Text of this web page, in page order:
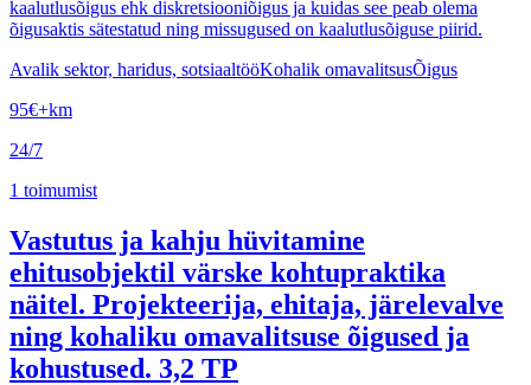
kaalutlusõigus ehk diskretsiooniõigus ja kuidas see peab olema
õigusaktis sätestatud ning missugused on kaalutlusõiguse piirid.
Avalik sektor, haridus, sotsiaaltööKohalik omavalitsusÕigus
95€+km
24/7
1 toimumist
Vastutus ja kahju hüvitamine
ehitusobjektil värske kohtupraktika
näitel. Projekteerija, ehitaja, järelevalve
ning kohaliku omavalitsuse õigused ja
kohustused. 3,2 TP